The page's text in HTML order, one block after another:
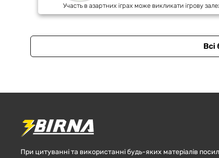
Участь в азартних іграх може викликати ігрову
Всі
При цитуванні та використанні будь-яких матеріалів